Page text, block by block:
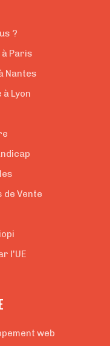
?
Paris
Nantes
Lyon
de Vente
l'UE
web